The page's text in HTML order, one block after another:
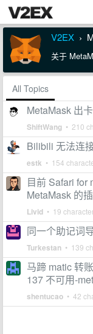
V2EX ›
关于
All Topics
MetaMask 出
ShiftWang • 210
Bilibili 无法连
estk • 154
目前 Safari for
MetaMask 的插
Livid • 19
同一个助记词
Turkestan • 139
马蹄 matic 转
137 不可用-
shentucao • 42